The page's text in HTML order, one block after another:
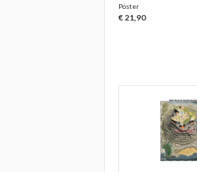
Poster
€ 21,90